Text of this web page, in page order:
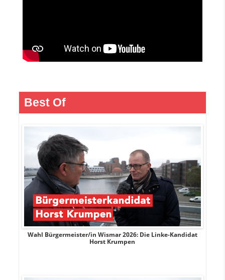
Best Of
Wahl Bürgermeister/in Wismar 2026: Die Linke-Kandidat
Horst Krumpen